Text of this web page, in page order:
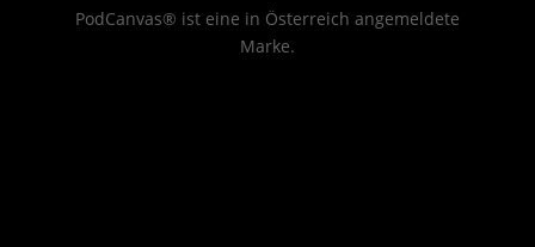
PodCanvas® ist eine in Österreich angemeldete
Marke.